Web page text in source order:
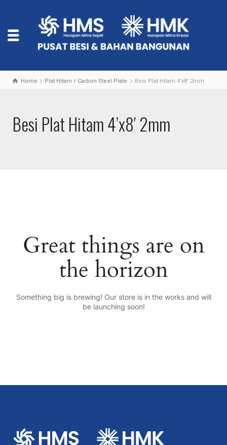
Home Plat Hitam / Carbon Steel Plate Besi Plat Hitam 4’x8′ 2mm
Besi Plat Hitam 4’x8′ 2mm
Great things are on
the horizon
Something big is brewing! Our store is in the works and will
be launching soon!